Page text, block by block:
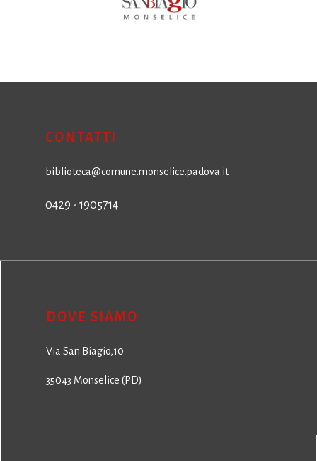
CONTATTI
biblioteca@comune.monselice.padova.it
0429 - 1905714
DOVE SIAMO
Via San Biagio,10
35043 Monselice (PD)